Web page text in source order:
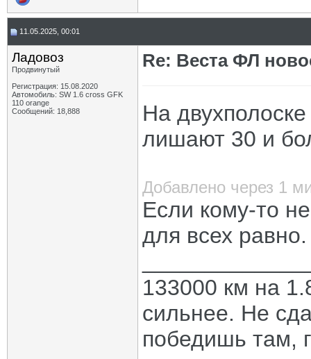
11.05.2025, 00:01
Ладовоз
Продвинутый
Регистрация: 15.08.2020
Автомобиль: SW 1.6 cross GFK
110 orange
Сообщений: 18,888
Re: Веста ФЛ
На
лишают 30 и
Добавлено через 1
Если кому-то
для всех равно.
133000 км на
сильнее. Не
победишь там,